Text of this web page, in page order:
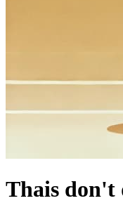
Thais don't